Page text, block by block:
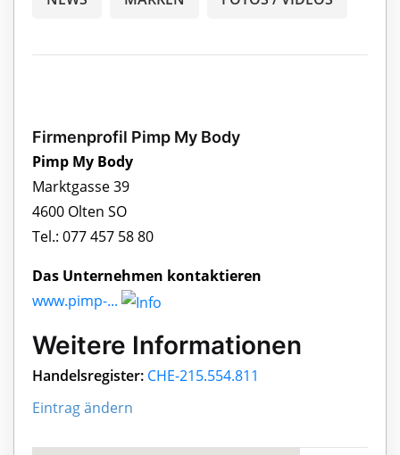
Firmenprofil Pimp My Body
Pimp My Body
Marktgasse 39
4600 Olten SO
Tel.: 077 457 58 80
Das Unternehmen kontaktieren
www.pimp-...
Weitere Informationen
Handelsregister: CHE-215.554.811
Eintrag ändern